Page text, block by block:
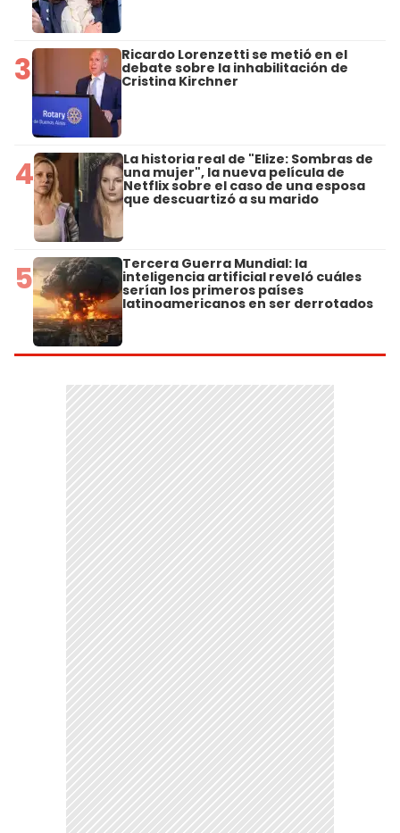
3 Ricardo Lorenzetti se metió en el
debate sobre la inhabilitación de
Cristina Kirchner
4 La historia real de "Elize: Sombras de
una mujer", la nueva película de
Netflix sobre el caso de una esposa
que descuartizó a su marido
5 Tercera Guerra Mundial: la
inteligencia artificial reveló cuáles
serían los primeros países
latinoamericanos en ser derrotados